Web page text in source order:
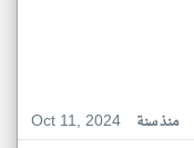
Oct 11, 2024
منذ سنة